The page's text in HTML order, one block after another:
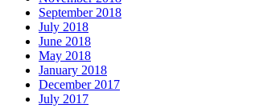
September 2018
July 2018
June 2018
May 2018
January 2018
December 2017
July 2017